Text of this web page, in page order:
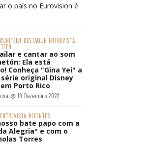
o país no Eurovision é
#UNITEEN DESTAQUE ENTREVISTA
e cantar ao som
Ela está
Conheça "Gina Yei" a
original Disney
Porto Rico
19 Dezembro 2022
ENTREVISTA RECENTES
bate papo com a
Alegria" e com o
Torres